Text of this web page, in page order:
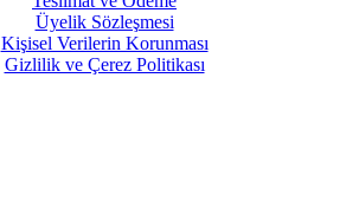
Üyelik Sözleşmesi
Kişisel Verilerin Korunması
Gizlilik ve Çerez Politikası